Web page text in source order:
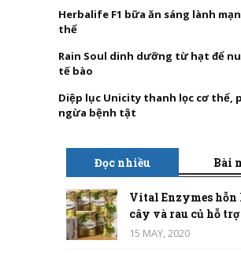
Herbalife F1 bữa ăn sáng lành
thể
Rain Soul dinh dưỡng từ hạt để
tế bào
Diệp lục Unicity thanh lọc cơ thể,
ngừa bệnh tật
Đọc nhiều Bài
Vital Enzymes hỗn
cây và rau củ hỗ trợ
15 MAY, 2020